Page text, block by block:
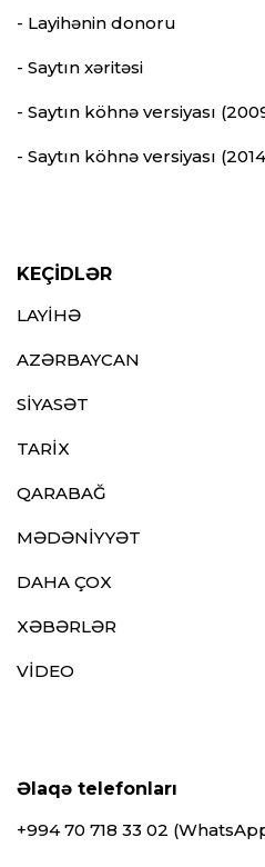
- Layihənin donoru
- Saytın xəritəsi
- Saytın köhnə versiyası
- Saytın köhnə versiyası
KEÇİDLƏR
LAYİHƏ
AZƏRBAYCAN
SİYASƏT
TARİX
QARABAĞ
MƏDƏNİYYƏT
DAHA ÇOX
XƏBƏRLƏR
VİDEO
Əlaqə telefonları
+994 70 718 33 02